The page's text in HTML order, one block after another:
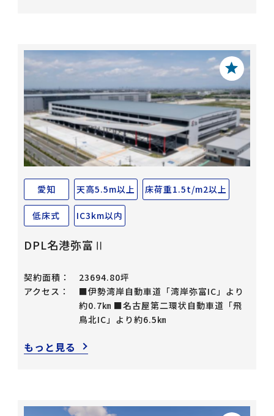
愛知 天高5.5m以上 床荷重1.5t/m2以上
低床式 IC3km以内
DPL名港弥富Ⅱ
契約面積：
23694.80坪
アクセス：
■伊勢湾岸自動車道「湾岸弥富IC」より
約0.7㎞ ■名古屋第二環状自動車道「飛
鳥北IC」より約6.5㎞
もっと見る